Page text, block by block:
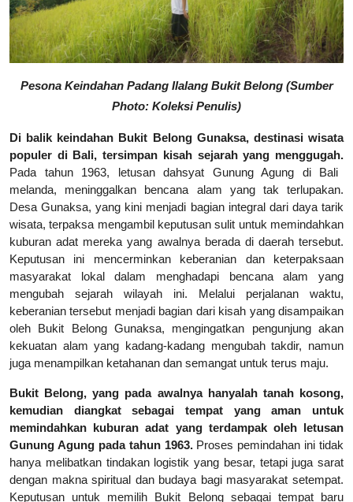
Pesona Keindahan Padang Ilalang Bukit Belong (Sumber
Photo: Koleksi Penulis)
Di balik keindahan Bukit Belong Gunaksa, destinasi wisata
populer di Bali, tersimpan kisah sejarah yang menggugah.
Pada tahun 1963, letusan dahsyat Gunung Agung di Bali
melanda, meninggalkan bencana alam yang tak terlupakan.
Desa Gunaksa, yang kini menjadi bagian integral dari daya tarik
wisata, terpaksa mengambil keputusan sulit untuk memindahkan
kuburan adat mereka yang awalnya berada di daerah tersebut.
Keputusan ini mencerminkan keberanian dan keterpaksaan
masyarakat lokal dalam menghadapi bencana alam yang
mengubah sejarah wilayah ini. Melalui perjalanan waktu,
keberanian tersebut menjadi bagian dari kisah yang disampaikan
oleh Bukit Belong Gunaksa, mengingatkan pengunjung akan
kekuatan alam yang kadang-kadang mengubah takdir, namun
juga menampilkan ketahanan dan semangat untuk terus maju.
Bukit Belong, yang pada awalnya hanyalah tanah kosong,
kemudian diangkat sebagai tempat yang aman untuk
memindahkan kuburan adat yang terdampak oleh letusan
Gunung Agung pada tahun 1963.Proses pemindahan ini tidak
hanya melibatkan tindakan logistik yang besar, tetapi juga sarat
dengan makna spiritual dan budaya bagi masyarakat setempat.
Keputusan untuk memilih Bukit Belong sebagai tempat baru